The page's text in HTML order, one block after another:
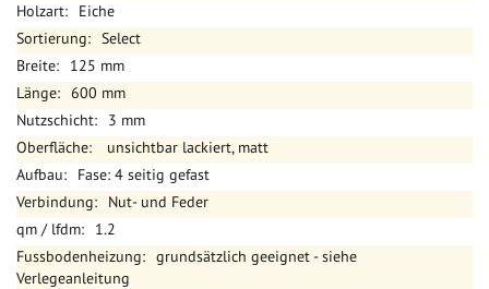
Eiche
Select
125 mm
600 mm
3 mm
unsichtbar lackiert, matt
Fase: 4 seitig gefast
Nut- und Feder
1.2
grundsätzlich geeignet - siehe
Verlegeanleitung